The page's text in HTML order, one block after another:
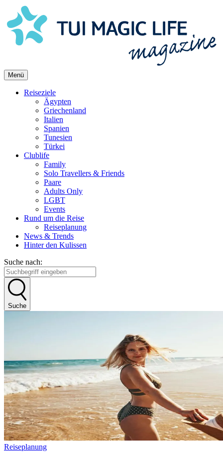
content
Menü
Reiseziele
Ägypten
Griechenland
Italien
Spanien
Tunesien
Türkei
Clublife
Family
Solo Travellers & Friends
Paare
Adults Only
LGBT
Events
Rund um die Reise
Reiseplanung
News & Trends
Hinter den Kulissen
Suche nach:
Suche
Reiseplanung